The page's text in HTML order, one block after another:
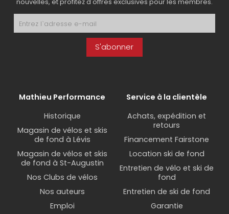
S'abonner
Mathieu Performance
Historique
Magasin de vélos et skis
de fond à Lévis
Magasin de vélos et skis
de fond à St-Augustin
Nos Clubs de vélos
Nos auteurs
Emploi
Service à la clientèle
Achats, expédition et
retours
Financement Fairstone
Location ski de fond
Entretien de vélo et ski de
fond
Entretien de ski de fond
Garantie